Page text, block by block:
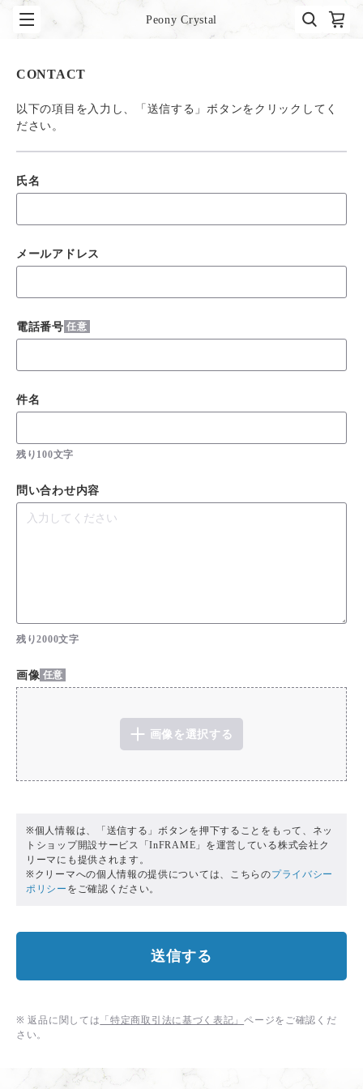
Peony Crystal
CONTACT
以下の項目を入力し、「送信する」ボタンをクリックしてく
ださい。
氏名
メールアドレス
電話番号 任意
件名
残り 100文字
問い合わせ内容
残り2000文字
画像 任意
画像を選択する
※個人情報は、「送信する」ボタンを押下することをもって、ネッ
トショップ開設サービス「InFRAME」を運営している株式会社ク
リーマにも提供されます。
※クリーマへの個人情報の提供については、こちらのプライバシー
ポリシー をご確認ください。
送信する
※ 返品に関しては 「特定商取引法に基づく表記」ページをご確認くだ
さい。